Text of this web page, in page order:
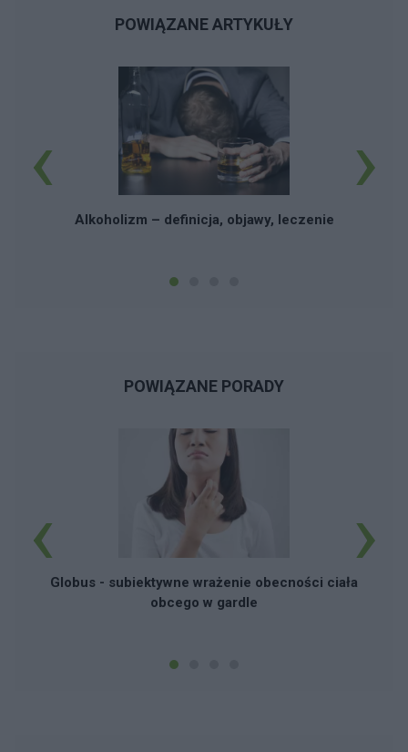
chłopaka), nadwagi, reszta rzeczy w wyglądzie
Cruise, Jude Law. Tylko czy dzisiaj takiego
kogoś ze świecą szukać? Co robić, aby go
mną nie tak. To co pozostaje zrobić? Czy to, że
nie mam znajomych w rodzinnych stronach, a
bardziej miałam w mieście w którym
poznanie kogoś? Proszę o pomoc.
POWIĄZANE ARTYKUŁY
Alkoholizm – definicja, objawy, leczenie
‹ ›
POWIĄZANE PORADY
Globus - subiektywne wrażenie obecności ciała
obcego w gardle
‹ ›